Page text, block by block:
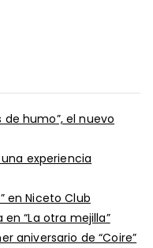
humo”, el nuevo
una experiencia
en Niceto Club
“La otra mejilla”
aniversario de “Coire”